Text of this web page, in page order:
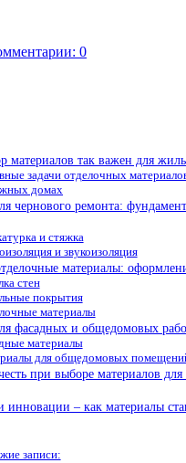
0
материалов так важен для
задачи отделочных
домах
чернового ремонта:
и стяжка
и звукоизоляция
материалы:
стен
покрытия
материалы
фасадных и общедомовых
материалы
для общедомовых
при выборе материалов для
инновации – как материалы
записи: